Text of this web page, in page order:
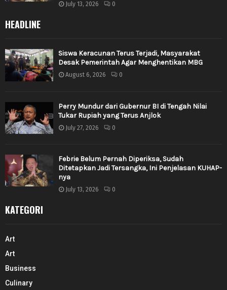
July 13, 2026 0
HEADLINE
Siswa Keracunan Terus Terjadi, Masyarakat
Desak Pemerintah Agar Menghentikan MBG
August 6, 2026 0
Perry Mundur dari Gubernur BI di Tengah Nilai
Tukar Rupiah yang Terus Anjlok
July 27, 2026 0
Febrie Belum Pernah Diperiksa, Sudah
Ditetapkan Jadi Tersangka, Ini Penjelasan KUHAP-
nya
July 13, 2026 0
KATEGORI
Art
Art
Business
Culinary